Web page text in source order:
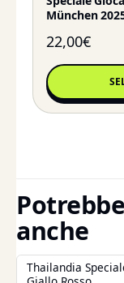
München
22,00€
anche
Thailandia